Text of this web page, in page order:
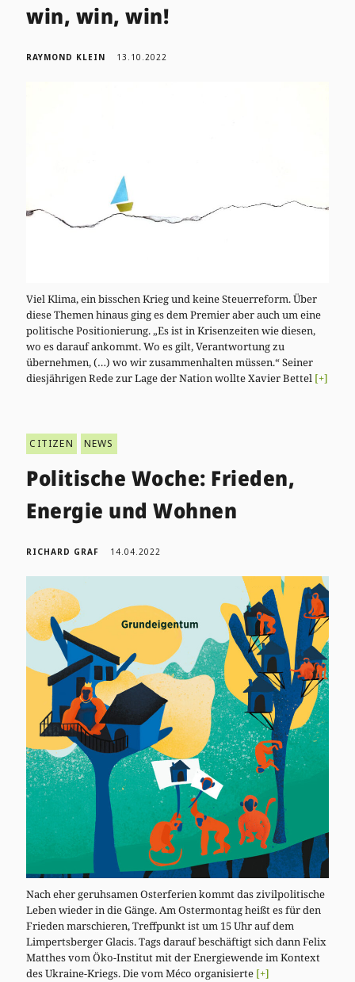
win, win, win!
RAYMOND KLEIN 13.10.2022
Viel Klima, ein bisschen Krieg und keine Steuerreform. Über
diese Themen hinaus ging es dem Premier aber auch um eine
politische Positionierung. „Es ist in Krisenzeiten wie diesen,
wo es darauf ankommt. Wo es gilt, Verantwortung zu
übernehmen, (…) wo wir zusammenhalten müssen.“ Seiner
diesjährigen Rede zur Lage der Nation wollte Xavier Bettel [+]
CITIZEN NEWS
Politische Woche: Frieden,
Energie und Wohnen
RICHARD GRAF 14.04.2022
Nach eher geruhsamen Osterferien kommt das zivilpolitische
Leben wieder in die Gänge. Am Ostermontag heißt es für den
Frieden marschieren, Treffpunkt ist um 15 Uhr auf dem
Limpertsberger Glacis. Tags darauf beschäftigt sich dann Felix
Matthes vom Öko-Institut mit der Energiewende im Kontext
des Ukraine-Kriegs. Die vom Méco organisierte [+]